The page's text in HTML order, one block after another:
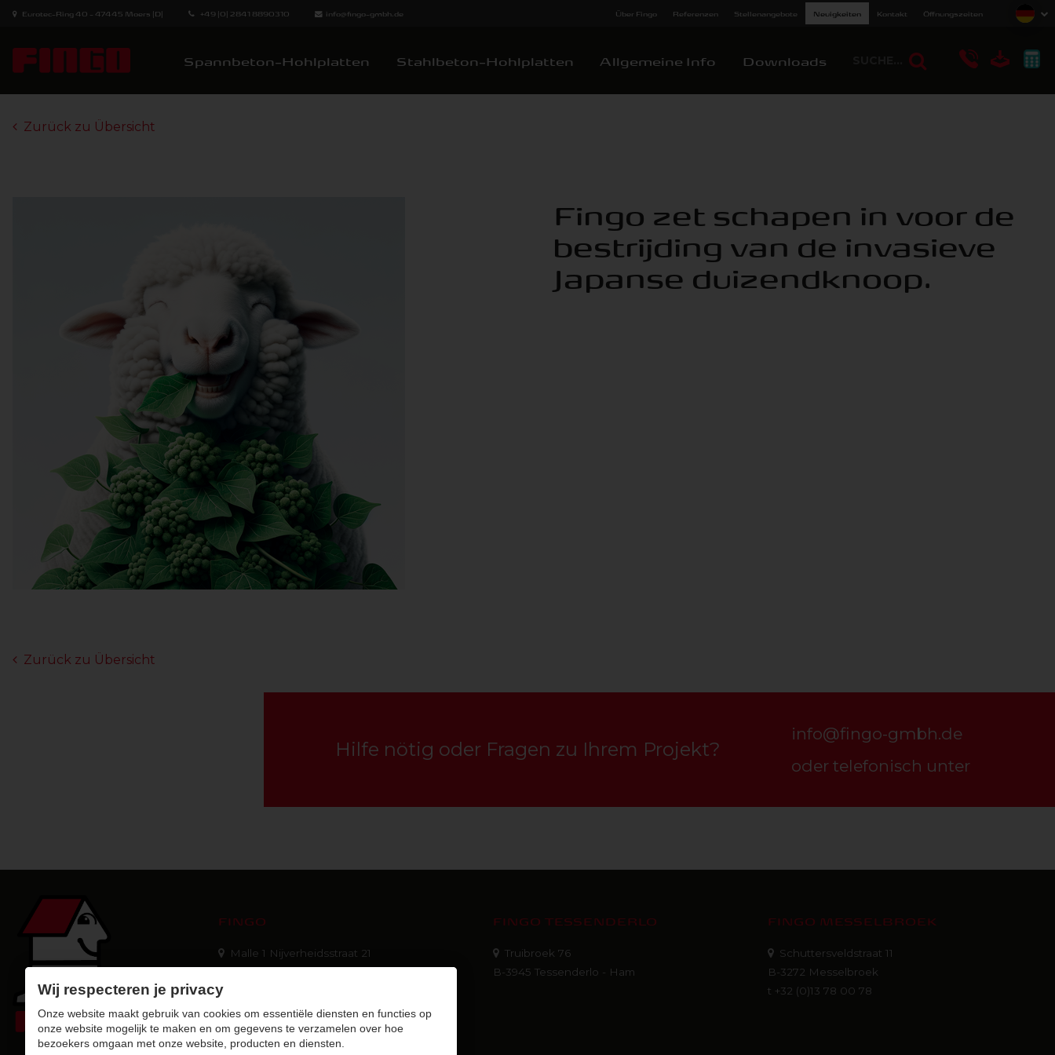
Eurotec-Ring 40 - 47445 Moers (D) +49 (0) 2841 8890310 info@fingo-gmbh.de Über Fingo Referenzen Stellenangebote Neuigkeiten Kontakt Öffnungszeiten
Spannbeton-Hohlplatten Stahlbeton-Hohlplatten Allgemeine Info Downloads
Zurück zu Übersicht
Fingo zet schapen in voor de
bestrijding van de invasieve
Japanse duizendknoop.
Zurück zu Übersicht
Hilfe nötig oder Fragen zu Ihrem Projekt?
info@fingo-gmbh.de
oder telefonisch unter
FINGO
Malle 1 Nijverheidsstraat 21
B-2390 Malle
t +32 (0)3 309 26 26
FINGO TESSENDERLO
Truibroek 76
B-3945 Tessenderlo - Ham
FINGO MESSELBROEK
Schuttersveldstraat 11
B-3272 Messelbroek
t +32 (0)13 78 00 78
Wij respecteren je privacy
Onze website maakt gebruik van cookies om essentiële diensten en functies op
onze website mogelijk te maken en om gegevens te verzamelen over hoe
bezoekers omgaan met onze website, producten en diensten.